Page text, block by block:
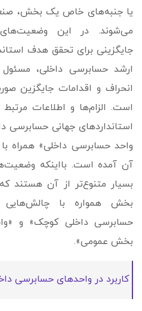
یا جنبه‌های خاص یک بخش،
می‌شوند. در این وضعیت‌های
جایگزینی برای تحقق هدف
ارشد حسابرسی داخلی،
انحراف و اقدامات جایگزین
استانداردهای جهانی حسابرسی
واحد حسابرسی داخلی» همراه
آن آمده است. بااینکه
بسیار متنوع‌تر از آن هستند
بخش همواره با چالش‌هایی
حسابرسی داخلی کوچک» و
بخش عمومی».
کاربرد در واحدهای حسابرسی